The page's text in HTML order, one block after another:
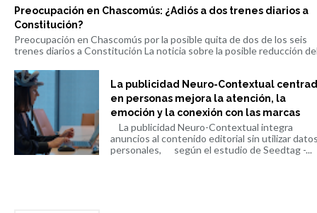
Preocupación en Chascomús: ¿Adiós a dos trenes diarios a
Constitución?
Preocupación en Chascomús por la posible quita de dos de los seis
trenes diarios a Constitución La noticia sobre la posible reducción
La publicidad Neuro-Contextual
en personas mejora la atención, la
emoción y la conexión con las marcas
La publicidad Neuro-Contextual integra
anuncios al contenido editorial sin utilizar
personales, según el estudio de Seedtag -...